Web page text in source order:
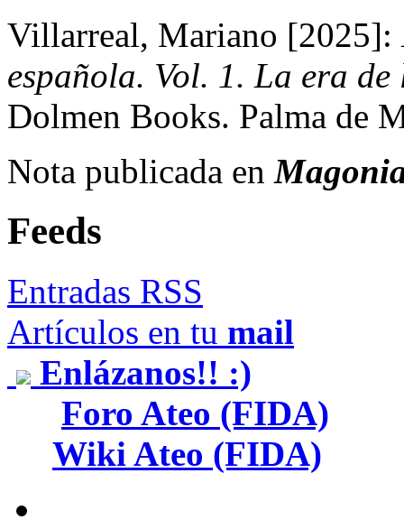
Villarreal, Mariano [2025]:
española. Vol. 1. La era
Dolmen Books. Palma de
Nota publicada en
Feeds
Entradas RSS
Artículos en tu mail
Enlázanos!! :)
Foro Ateo (FIDA)
Wiki Ateo (FIDA)